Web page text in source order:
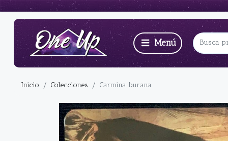
Inicio Colecciones Carmina burana